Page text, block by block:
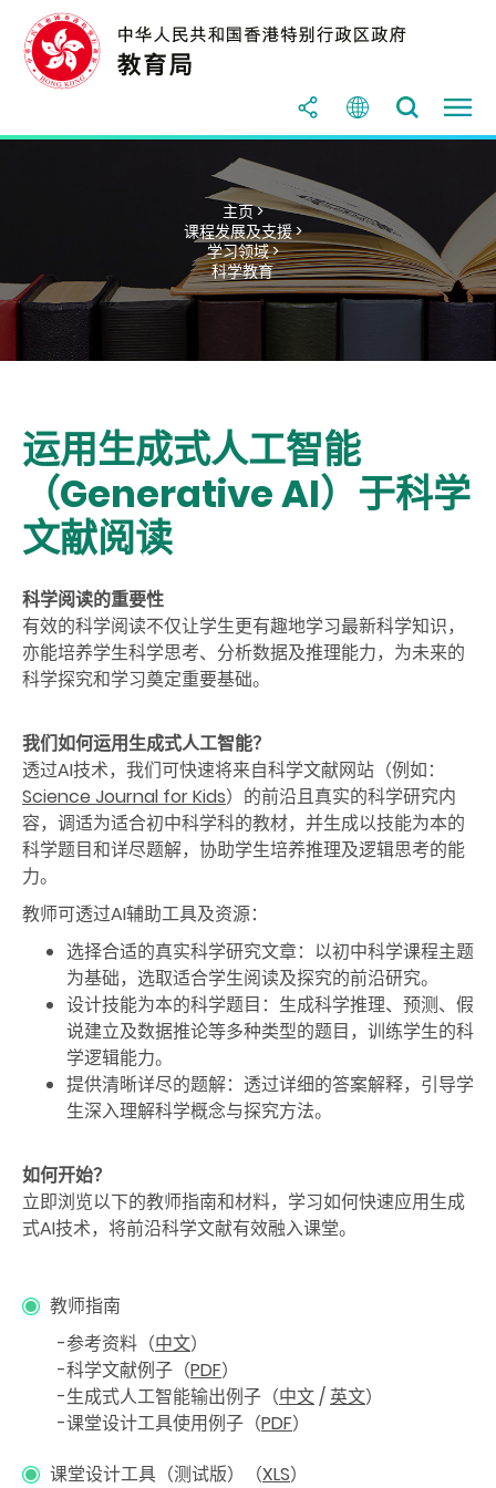
主页 >
课程发展及支援 >
学习领域 >
科学教育
运用生成式人工智能
（Generative AI）于科学
文献阅读
科学阅读的重要性
有效的科学阅读不仅让学生更有趣地学习最新科学知识，
亦能培养学生科学思考、分析数据及推理能力，为未来的
科学探究和学习奠定重要基础。
我们如何运用生成式人工智能？
透过AI技术，我们可快速将来自科学文献网站（例如：
Science Journal for Kids）的前沿且真实的科学研究内
容，调适为适合初中科学科的教材，并生成以技能为本的
科学题目和详尽题解，协助学生培养推理及逻辑思考的能
力。
教师可透过AI辅助工具及资源：
选择合适的真实科学研究文章：以初中科学课程主题
为基础，选取适合学生阅读及探究的前沿研究。
设计技能为本的科学题目：生成科学推理、预测、假
说建立及数据推论等多种类型的题目，训练学生的科
学逻辑能力。
提供清晰详尽的题解：透过详细的答案解释，引导学
生深入理解科学概念与探究方法。
如何开始？
立即浏览以下的教师指南和材料，学习如何快速应用生成
式AI技术，将前沿科学文献有效融入课堂。
教师指南
参考资料（中文）
科学文献例子（PDF）
生成式人工智能输出例子（中文/ 英文）
课堂设计工具使用例子（PDF）
课堂设计工具（测试版）（XLS）